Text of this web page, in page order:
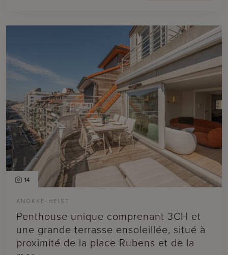
14
KNOKKE-HEIST
Penthouse unique comprenant 3CH et
une grande terrasse ensoleillée, situé à
proximité de la place Rubens et de la